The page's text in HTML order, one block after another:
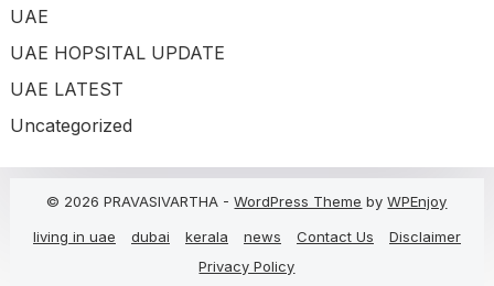
UAE
UAE HOPSITAL UPDATE
UAE LATEST
Uncategorized
© 2026 PRAVASIVARTHA -WordPress Theme byWPEnjoy
living in uae
dubai kerala news Contact Us
Disclaimer
Privacy Policy